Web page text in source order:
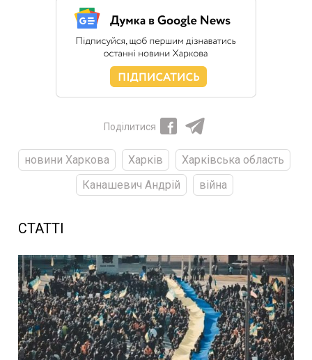
Поділитися
новини Харкова Харків
Харківська область
Канашевич Андрій
війна
СТАТТІ